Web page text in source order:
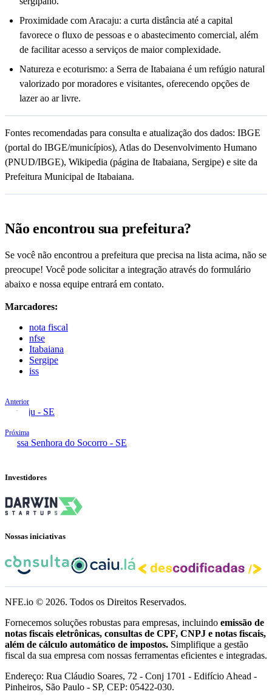
Proximidade com Aracaju: a curta distância até a capital
favorece o fluxo de pessoas e o abastecimento comercial, além
de facilitar acesso a serviços de maior complexidade.
Natureza e ecoturismo: a Serra de Itabaiana é um refúgio natural
valorizado por moradores e visitantes, oferecendo opções de
lazer ao ar livre.
Fontes recomendadas para consulta e atualização dos dados: IBGE
(portal do IBGE/municípios), Atlas do Desenvolvimento Humano
(PNUD/IBGE), Wikipedia (página de Itabaiana, Sergipe) e site da
Prefeitura Municipal de Itabaiana.
Não encontrou sua prefeitura?
Se você não encontrou a prefeitura que precisa na lista acima, não se
preocupe! Você pode solicitar a integração através do formulário
abaixo e nossa equipe entrará em contato.
Marcadores:
nota fiscal
nfse
Itabaiana
Sergipe
iss
Anterior
Aracaju - SE
Próxima
Nossa Senhora do Socorro - SE
Investidores
Nossas iniciativas
NFE.io © 2026. Todos os Direitos Reservados.
Fornecemos soluções robustas para empresas, incluindo emissão de
notas fiscais eletrônicas, consultas de CPF, CNPJ e notas fiscais,
além de cálculo automático de impostos. Simplifique a gestão
fiscal da sua empresa com nossas ferramentas eficientes e integradas.
Endereço: Rua Cláudio Soares, 72 - Conj 1701 - Edifício Ahead -
Pinheiros, São Paulo - SP, CEP: 05422-030.